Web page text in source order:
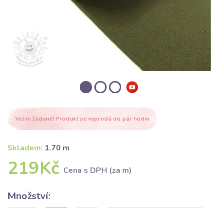
Velmi žádané! Produkt se vyprodá do pár hodin
Skladem: 1.70 m
219Kč Cena s DPH (za m)
Množství: